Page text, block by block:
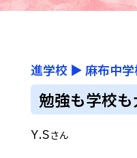
進学校 ▶ 麻布中
勉強も学校
Y.Sさん